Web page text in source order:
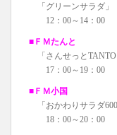
「グリーンサラダ」
12：00～14：00
■ＦＭたんと
「さんせっとTANTO
17：00～19：00
■ＦＭ小国
「おかわりサラダ
18：00～20：00